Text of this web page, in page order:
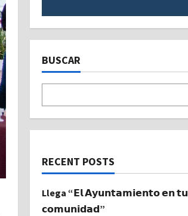
BUSCAR
RECENT POSTS
Llega “𝗘𝗹 𝗔𝘆𝘂𝗻𝘁𝗮𝗺𝗶𝗲𝗻𝘁𝗼 𝗲𝗻 𝘁𝘂
𝗰𝗼𝗺𝘂𝗻𝗶𝗱𝗮𝗱”